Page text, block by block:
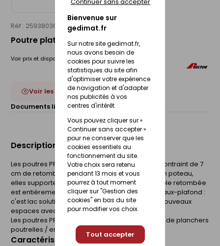
Bienvenue sur
gedimat.fr
Sur notre site gedimat.fr,
nous avons besoin de
cookies pour suivre les
statistiques du site afin
d'optimiser votre expérience
de navigation et d'adapter
nos publicités à vos
centres d'intérêt.
Vous pouvez cliquer sur «
Continuer sans accepter »
pour ne conserver que les
cookies essentiels au
fonctionnement du site.
Votre choix sera retenu
pendant 13 mois et vous
pourrez à tout moment
cliquer sur "Gestion des
cookies" en bas du site
pour modifier vos choix.
Tout accepter
Réf : 25938036 RECTOR
Poutre plate PPR 4 fils 20x7cm - 4,10m
Voir prix et disponibilité en magasin
Voir les 4 déclinaisons
Documents liés :
Fiche technique
Description du produit
Les poutres PPR sont des poutres en béton procontraint de 7
cm de retombée. Appuyées sur un mur ou sur un poteau,
elles supportent un plancher à poutrelles. La faible retombée
est entièrement dissimulée dans le plénum du faux-plafond :
c'est lac solution idéale pour la conception de nouveaux
espaces avec des plafonds sans retombée.
Les poutres PPR interviennent dans la réalisation de planchers
poutrelles / entrevous de maisons individuelles.
Caractéristiques du produit